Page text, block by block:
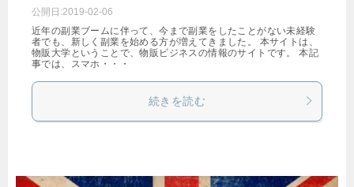
公開日:2019-02-06
近年の副業ブームに伴って、今まで副業をしたことがない未経験
者でも、新しく副業を始める方が増えてきました。 本サイトは、
物販大学ということで、物販ビジネスの情報のサイトです。 本記
事では、スマホ・・・
続きを読む